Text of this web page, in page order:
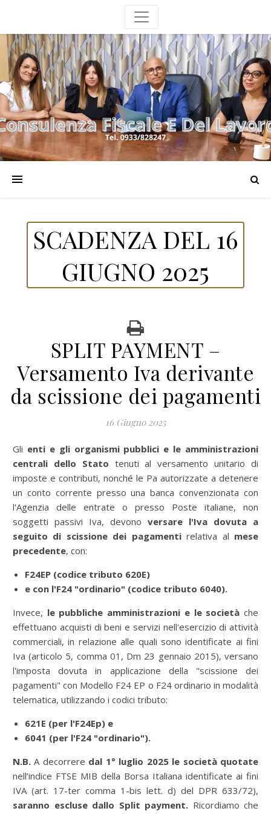
SCADENZA DEL 16
GIUGNO 2025
SPLIT PAYMENT –
Versamento Iva derivante
da scissione dei pagamenti
16 Giugno 2025
Gli enti e gli organismi pubblici e le amministrazioni
centrali dello Stato tenuti al versamento unitario di
imposte e contributi, nonché le Pa autorizzate a detenere
un conto corrente presso una banca convenzionata con
l'Agenzia delle entrate o presso Poste italiane, non
soggetti passivi Iva, devono versare l'Iva dovuta a
seguito di scissione dei pagamentirelativa al mese
precedente, con:
F24EP (codice tributo 620E)
e con l'F24 "ordinario" (codice tributo 6040).
Invece, le pubbliche amministrazioni e le società che
effettuano acquisti di beni e servizi nell'esercizio di attività
commerciali, in relazione alle quali sono identificate ai fini
Iva (articolo 5, comma 01, Dm 23 gennaio 2015), versano
l'imposta dovuta in applicazione della "scissione dei
pagamenti" con Modello F24 EP o F24 ordinario in modalità
telematica, utilizzando i codici tributo:
621E (per l'F24Ep) e
6041 (per l'F24 "ordinario").
N.B.A decorrere dal 1° luglio 2025 le società quotate
nell’indice FTSE MIB della Borsa Italiana identificate ai fini
IVA (art. 17-ter comma 1-bis lett. d) del DPR 633/72),
saranno escluse dallo Split payment. Ricordiamo che